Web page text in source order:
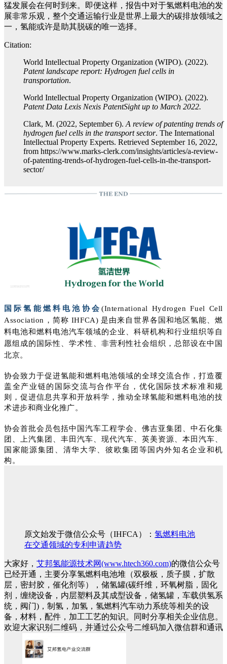
猛发展会在何时到来。即便这样，报告中对于氢燃料电池的发
展非常乐观，整个交通运输行业是世界上最大的碳排放领域之
一，氢能或许是助其脱碳的唯一选择。
Citation:
World Intellectual Property Organization (WIPO). (2022).
Patent landscape report: Hydrogen fuel cells in
transportation.
World Intellectual Property Organization (WIPO). (2022).
Patent Data Lexis Nexis PatentSight up to March 2022.
Clark, M. (2022, September 6).A review of patenting trends of
hydrogen fuel cells in the transport sector. The International
Intellectual Property Experts. Retrieved September 16, 2022,
from https://www.marks-clerk.com/insights/articles/a-review-
of-patenting-trends-of-hydrogen-fuel-cells-in-the-transport-
sector/
国际氢能燃料电池协会(International Hydrogen Fuel Cell
Association，简称 IHFCA) 是由来自世界各国和地区氢能、燃
料电池和燃料电池汽车领域的企业、科研机构和行业组织等自
愿组成的国际性、学术性、非营利性社会组织，总部设在中国
北京。
协会致力于促进氢能和燃料电池领域的全球交流合作，打造覆
盖全产业链的国际交流与合作平台，优化国际技术标准和规
则，促进信息共享和开放科学，推动全球氢能和燃料电池的技
术进步和商业化推广。
协会首批会员包括中国汽车工程学会、佛吉亚集团、中石化集
团、上汽集团、丰田汽车、现代汽车、英美资源、本田汽车、
国家能源集团、清华大学、彼欧集团等国内外知名企业和机
构。
原文始发于微信公众号（IHFCA）： 氢燃料电池
在交通领域的专利申请趋势
大家好， 艾邦氢能源技术网(www.htech360.com)的微信公众号
已经开通，主要分享氢燃料电池堆（双极板，质子膜，扩散
层，密封胶，催化剂等），储氢罐(碳纤维，环氧树脂，固化
剂，缠绕设备，内层塑料及其成型设备，储氢罐，车载供氢系
统，阀门)，制氢，加氢，氢燃料汽车动力系统等相关的设
备，材料，配件，加工工艺的知识。同时分享相关企业信息。
欢迎大家识别二维码，并通过公众号二维码加入微信群和通讯